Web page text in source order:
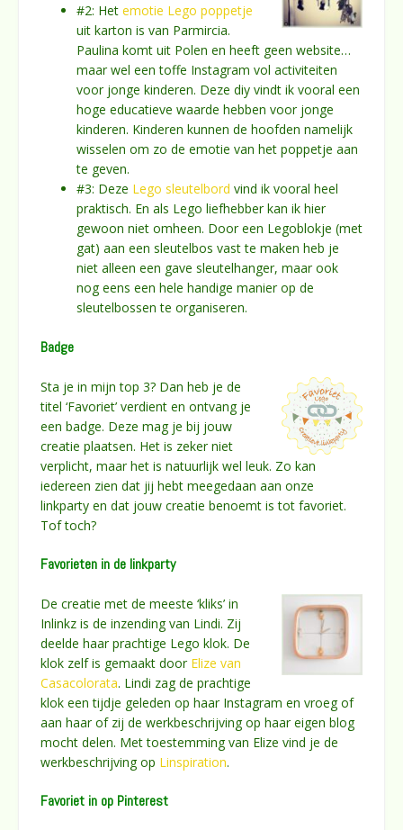
#2: Het emotie Lego poppetje
uit karton is van Parmircia.
Paulina komt uit Polen en heeft geen website…
maar wel een toffe Instagram vol activiteiten
voor jonge kinderen. Deze diy vindt ik vooral een
hoge educatieve waarde hebben voor jonge
kinderen. Kinderen kunnen de hoofden namelijk
wisselen om zo de emotie van het poppetje aan
te geven.
#3: Deze Lego sleutelbord vind ik vooral heel
praktisch. En als Lego liefhebber kan ik hier
gewoon niet omheen. Door een Legoblokje (met
gat) aan een sleutelbos vast te maken heb je
niet alleen een gave sleutelhanger, maar ook
nog eens een hele handige manier op de
sleutelbossen te organiseren.
Badge
Sta je in mijn top 3? Dan heb je de
titel ‘Favoriet’ verdient en ontvang je
een badge. Deze mag je bij jouw
creatie plaatsen. Het is zeker niet
verplicht, maar het is natuurlijk wel leuk. Zo kan
iedereen zien dat jij hebt meegedaan aan onze
linkparty en dat jouw creatie benoemt is tot favoriet.
Tof toch?
Favorieten in de linkparty
De creatie met de meeste ‘kliks’ in
Inlinkz is de inzending van Lindi. Zij
deelde haar prachtige Lego klok. De
klok zelf is gemaakt door Elize van
Casacolorata. Lindi zag de prachtige
klok een tijdje geleden op haar Instagram en vroeg of
aan haar of zij de werkbeschrijving op haar eigen blog
mocht delen. Met toestemming van Elize vind je de
werkbeschrijving op Linspiration.
Favoriet in op Pinterest